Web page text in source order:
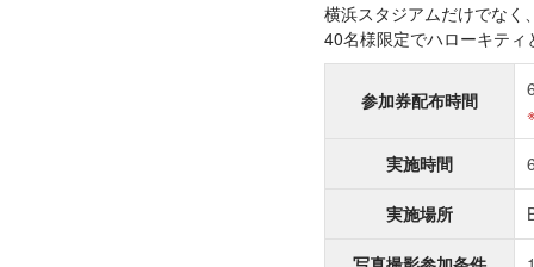
横浜スタジアムだけでなく
40名様限定でハローキテ
参加券配布時間
実施時間
実施場所